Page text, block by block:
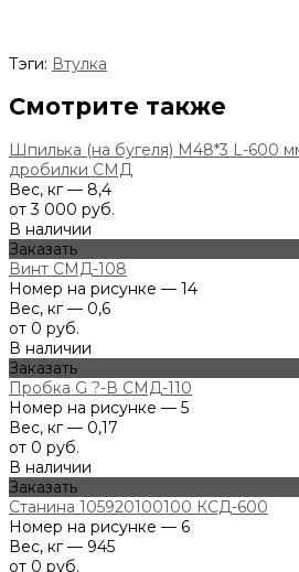
Тэги: Втулка
Смотрите также
Шпилька (на бугеля) М48*3 L-600
дробилки СМД
Вес, кг — 8,4
от 3 000 руб.
В наличии
Заказать
Винт СМД-108
Номер на рисунке — 14
Вес, кг — 0,6
от 0 руб.
В наличии
Заказать
Пробка G ?-В СМД-110
Номер на рисунке — 5
Вес, кг — 0,17
от 0 руб.
В наличии
Заказать
Станина 105920100100 КСД-600
Номер на рисунке — 6
Вес, кг — 945
от 0 руб.